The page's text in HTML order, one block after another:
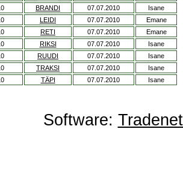
BRANDI 07.07.2010
Isane
LEIDI 07.07.2010
Emane
RETI 07.07.2010
Emane
RIKSI 07.07.2010
Isane
RUUDI 07.07.2010
Isane
TRAKSI 07.07.2010
Isane
TÄPI 07.07.2010 Isane
Software: